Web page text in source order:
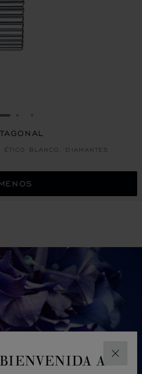
A
LA DIAPOSITIVA 1
BLANCO, DIAMANTES
4 5
SLIDE 6
TO SLIDE 7